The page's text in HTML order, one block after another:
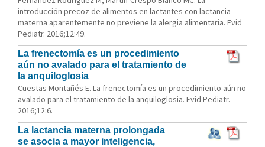
introducción precoz de alimentos en lactantes con lactancia
materna aparentemente no previene la alergia alimentaria. Evid
Pediatr. 2016;12:49.
La frenectomía es un procedimiento
aún no avalado para el tratamiento de
la anquiloglosia
Cuestas Montañés E. La frenectomía es un procedimiento aún no
avalado para el tratamiento de la anquiloglosia. Evid Pediatr.
2016;12:6.
La lactancia materna prolongada
se asocia a mayor inteligencia,